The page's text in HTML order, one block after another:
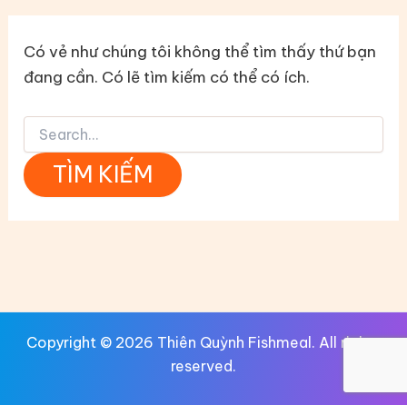
Có vẻ như chúng tôi không thể tìm thấy thứ bạn
đang cần. Có lẽ tìm kiếm có thể có ích.
Tìm
kiếm:
Copyright © 2026 Thiên Quỳnh Fishmeal. All rights
reserved.